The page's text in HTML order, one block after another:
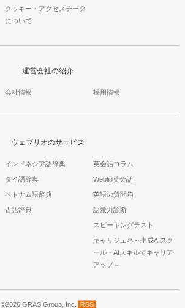
クッキー・アクセスデータ
について
運営会社の紹介
会社情報 採用情報
ウェブリオのサービス
インドネシア語辞典
タイ語辞典
ベトナム語辞典
古語辞典
英会話コラム
Weblio英会話
英語の質問箱
語彙力診断
スピーキングテスト
キャリジェネ～生成AIスク
ール・AIスキルでキャリア
アップ～
©2026 GRAS Group, Inc.